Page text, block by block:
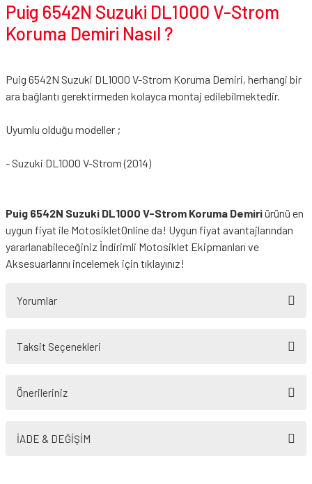
Puig 6542N Suzuki DL1000 V-Strom
Koruma Demiri Nasıl ?
Puig 6542N Suzuki DL1000 V-Strom Koruma Demiri, herhangi bir
ara bağlantı gerektirmeden kolayca montaj edilebilmektedir.
Uyumlu olduğu modeller ;
- Suzuki DL1000 V-Strom (2014)
Puig 6542N Suzuki DL1000 V-Strom Koruma Demiriürünü en
uygun fiyat ile MotosikletOnline da! Uygun fiyat avantajlarından
yararlanabileceğiniz İndirimli Motosiklet Ekipmanları ve
Aksesuarlarını incelemek için tıklayınız!
Yorumlar
Taksit Seçenekleri
Önerileriniz
yetersiz gördüğünüz noktaları öneri formunu kullanarak tarafımıza
İADE & DEĞİŞİM